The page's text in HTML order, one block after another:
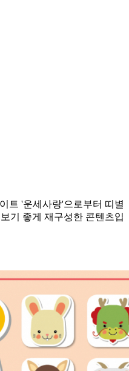
트 '운세사랑'으로부터 띠별
기 좋게 재구성한 콘텐츠입